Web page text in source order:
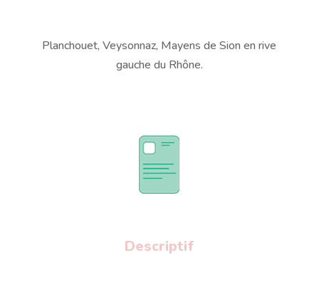
Planchouet, Veysonnaz, Mayens de Sion en rive
gauche du Rhône.
Descriptif